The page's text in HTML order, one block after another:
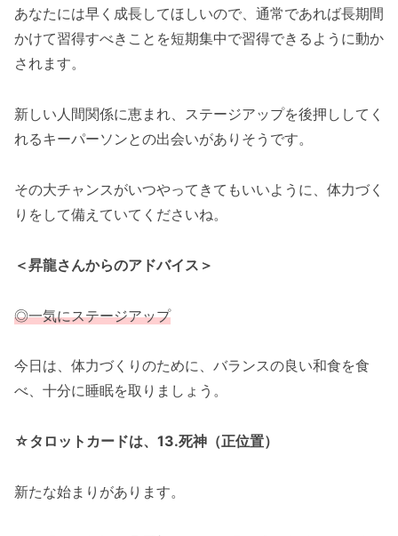
あなたには早く成長してほしいので、通常であれば長期間
かけて習得すべきことを短期集中で習得できるように動か
されます。
新しい人間関係に恵まれ、ステージアップを後押ししてく
れるキーパーソンとの出会いがありそうです。
その大チャンスがいつやってきてもいいように、体力づく
りをして備えていてくださいね。
＜昇龍さんからのアドバイス＞
◎一気にステージアップ
今日は、体力づくりのために、バランスの良い和食を食
べ、十分に睡眠を取りましょう。
☆タロットカードは、13.死神（正位置）
新たな始まりがあります。